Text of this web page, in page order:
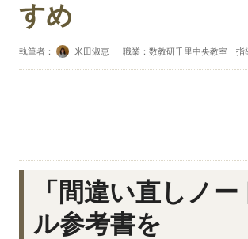
すめ
執筆者： 米田淑恵 ｜ 職業：数教研千里中央教室 指
「間違い直しノ
ル参考書を